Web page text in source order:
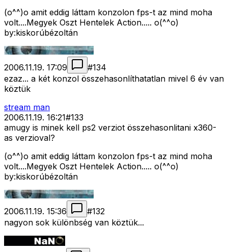
(o^^)o amit eddig láttam konzolon fps-t az mind moha
volt....Megyek Oszt Hentelek Action..... o(^^o)
by:kiskorúbézoltán
2006.11.19. 17:09 #134
ezaz... a két konzol összehasonlíthatatlan mivel 6 év van
köztük
stream man
2006.11.19. 16:21#133
amugy is minek kell ps2 verziot összehasonlitani x360-
as verzioval?
(o^^)o amit eddig láttam konzolon fps-t az mind moha
volt....Megyek Oszt Hentelek Action..... o(^^o)
by:kiskorúbézoltán
2006.11.19. 15:36 #132
nagyon sok különbség van köztük...